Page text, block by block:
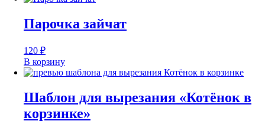
Парочка зайчат
120 ₽
В корзину
Шаблон для вырезания «Котёнок в
корзинке»